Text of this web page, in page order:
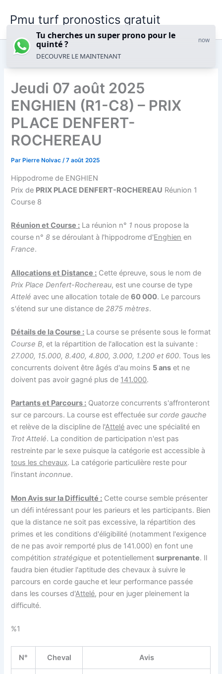
Pmu turf pronostics gratuit
Jeudi 07 août 2025
ENGHIEN (R1-C8) – PRIX
PLACE DENFERT-
ROCHEREAU
Par Pierre Nolvac/7 août 2025
Hippodrome de ENGHIEN
Prix de PRIX PLACE DENFERT-ROCHEREAU Réunion 1
Course 8
Réunion et Course : La réunion n° 1 nous propose la
course n°8 se déroulant à l'hippodrome d'Enghien en
France.
Allocations et Distance : Cette épreuve, sous le nom de
Prix Place Denfert-Rochereau, est une course de type
Attelé avec une allocation totale de60 000. Le parcours
s'étend sur une distance de 2875 mètres.
Détails de la Course : La course se présente sous le format
Course B, et la répartition de l'allocation est la suivante :
27.000, 15.000, 8.400, 4.800, 3.000, 1.200 et 600. Tous les
concurrents doivent être âgés d'au moins 5 ans et ne
doivent pas avoir gagné plus de 141.000.
Partants et Parcours : Quatorze concurrents s'affronteront
sur ce parcours. La course est effectuée surcorde gauche
et relève de la discipline de l'Attelé avec une spécialité en
Trot Attelé. La condition de participation n'est pas
restreinte par le sexe puisque la catégorie est accessible à
tous les chevaux. La catégorie particulière reste pour
l'instantinconnue.
Mon Avis sur la Difficulté : Cette course semble présenter
un défi intéressant pour les parieurs et les participants. Bien
que la distance ne soit pas excessive, la répartition des
primes et les conditions d'éligibilité (notamment l'exigence
de ne pas avoir remporté plus de 141.000) en font une
compétitionstratégique et potentiellementsurprenante. Il
faudra bien étudier l'aptitude des chevaux à suivre le
parcours en corde gauche et leur performance passée
dans les courses d'Attelé, pour en juger pleinement la
difficulté.
%1
N° Cheval Avis
Tu cherches un super prono pour le
quinté ?
now
DECOUVRE LE MAINTENANT